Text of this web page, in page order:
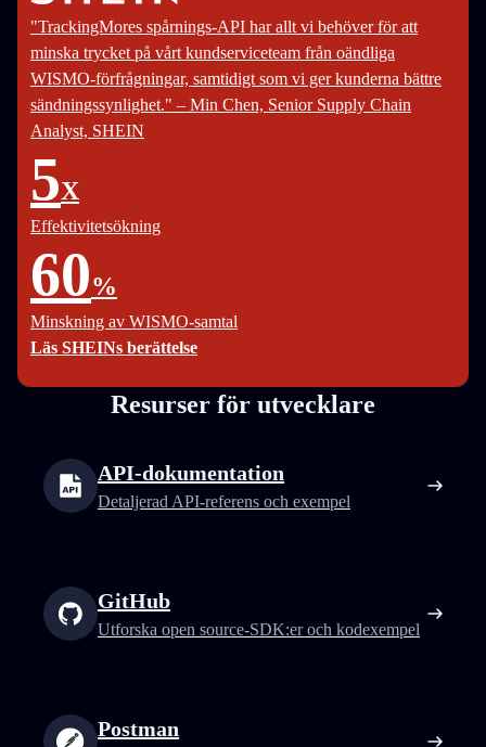
"TrackingMores spårnings-API har allt vi behöver för att
minska trycket på vårt kundserviceteam från oändliga
WISMO-förfrågningar, samtidigt som vi ger kunderna bättre
sändningssynlighet." – Min Chen, Senior Supply Chain
Analyst, SHEIN
5X
Effektivitetsökning
60%
Minskning av WISMO-samtal
Läs SHEINs berättelse
Resurser för utvecklare
API-dokumentation
Detaljerad API-referens och exempel
GitHub
Utforska open source-SDK:er och kodexempel
Postman